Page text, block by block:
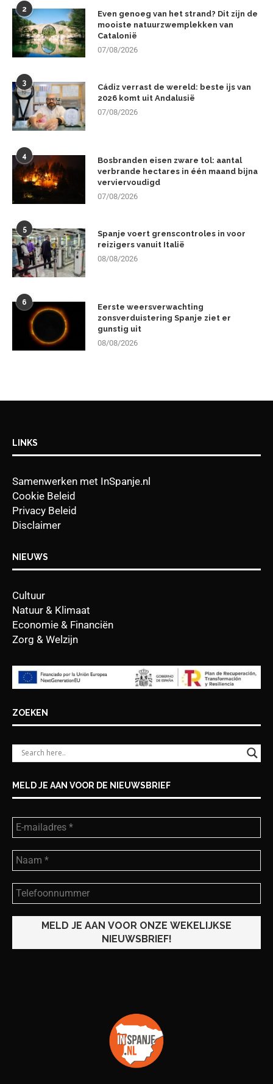
2
Even genoeg van het strand? Dit zijn de
mooiste natuurzwemplekken van
Catalonië
07/08/2026
3
Cádiz verrast de wereld: beste ijs van
2026 komt uit Andalusië
07/08/2026
4
Bosbranden eisen zware tol: aantal
verbrande hectares in één maand bijna
verviervoudigd
07/08/2026
5
Spanje voert grenscontroles in voor
reizigers vanuit Italië
08/08/2026
6
Eerste weersverwachting
zonsverduistering Spanje ziet er
gunstig uit
08/08/2026
LINKS
Samenwerken met InSpanje.nl
Cookie Beleid
Privacy Beleid
Disclaimer
NIEUWS
Cultuur
Natuur & Klimaat
Economie & Financiën
Zorg & Welzijn
ZOEKEN
MELD JE AAN VOOR DE NIEUWSBRIEF